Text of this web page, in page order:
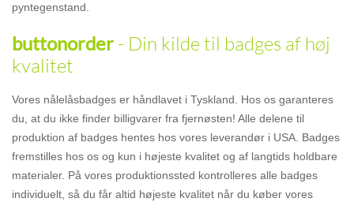
pyntegenstand.
buttonorder - Din kilde til badges af høj
kvalitet
Vores nålelåsbadges er håndlavet i Tyskland. Hos os garanteres
du, at du ikke finder billigvarer fra fjernøsten! Alle delene til
produktion af badges hentes hos vores leverandør i USA. Badges
fremstilles hos os og kun i højeste kvalitet og af langtids holdbare
materialer. På vores produktionssted kontrolleres alle badges
individuelt, så du får altid højeste kvalitet når du køber vores